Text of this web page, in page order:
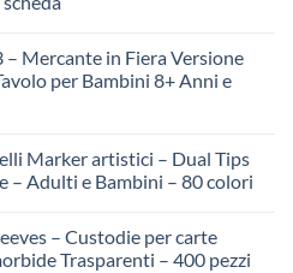
Mercante in Fiera Versione
per Bambini 8+ Anni e
Marker artistici – Dual Tips
– Adulti e Bambini – 80 colori
– Custodie per carte
Trasparenti – 400 pezzi